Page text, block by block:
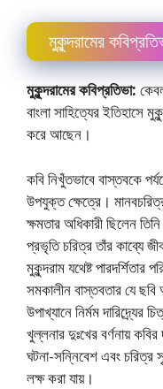
মুকুন্দরামের
মুকুন্দরামের কবিপ্রতিভা:
বাংলা সাহিত্যের ইতিহাসে
করে আছেন।
কবি নিখুঁতভাবে বাস্তবকে
উপযুক্ত ক্ষেত্রে।
ক্ষমতার অধিকারী ছিলেন
প্রভৃতি চরিত্র তাঁর কাব্যে
মুকুন্দরাম যথেষ্ট
সমকালীন বাস্তবতার যে
উপাখ্যানে নির্মম
খুল্লনার দুঃখের বর্ণনায়
ঘটনা-সন্নিবেশ এবং চরিত্র
লক্ষ করা যায়।